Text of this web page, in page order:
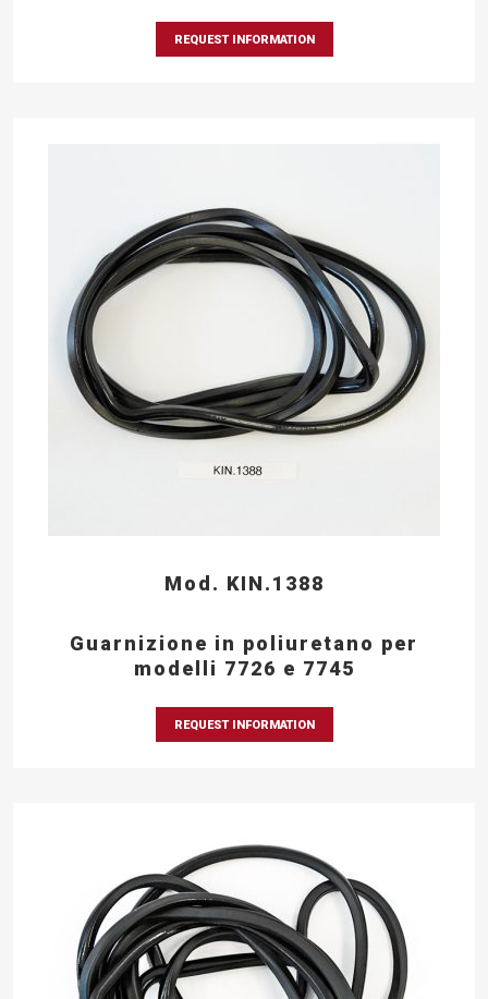
REQUEST INFORMATION
Mod. KIN.1388
Guarnizione in poliuretano per
modelli 7726 e 7745
REQUEST INFORMATION